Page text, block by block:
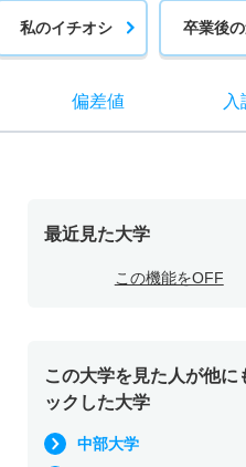
私のイチオシ 卒業後
偏差値 入
最近見た大学
この機能をOFF
この大学を見た人が他に
ックした大学
中部大学